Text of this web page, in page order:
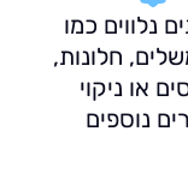
כמו